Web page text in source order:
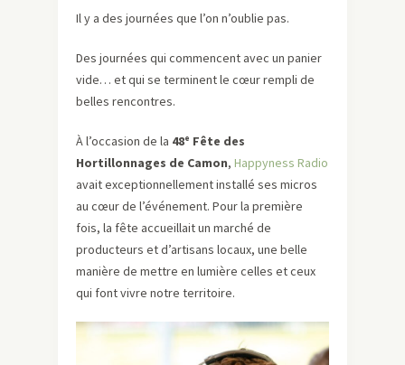
Il y a des journées que l’on n’oublie pas.
Des journées qui commencent avec un panier
vide… et qui se terminent le cœur rempli de
belles rencontres.
À l’occasion de la 48ᵉ Fête des
Hortillonnages de Camon, Happyness Radio
avait exceptionnellement installé ses micros
au cœur de l’événement. Pour la première
fois, la fête accueillait un marché de
producteurs et d’artisans locaux, une belle
manière de mettre en lumière celles et ceux
qui font vivre notre territoire.